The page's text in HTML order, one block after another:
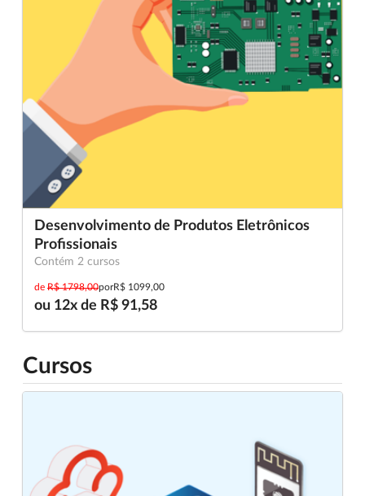
Desenvolvimento de Produtos Eletrônicos
Profissionais
Contém 2 cursos
de R$ 1798,00porR$ 1099,00
ou 12x de R$ 91,58
Cursos